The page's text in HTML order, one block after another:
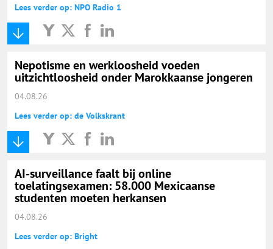
Lees verder op: NPO Radio 1
Nepotisme en werkloosheid voeden
uitzichtloosheid onder Marokkaanse jongeren
04.08.26
Lees verder op: de Volkskrant
AI-surveillance faalt bij online
toelatingsexamen: 58.000 Mexicaanse
studenten moeten herkansen
04.08.26
Lees verder op: Bright